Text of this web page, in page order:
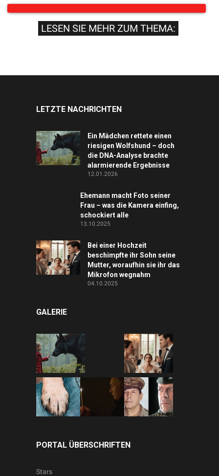
LESEN SIE MEHR ZUM THEMA:
LETZTE NACHRICHTEN
Ein Mädchen rettete einen
riesigen Wolfshund – doch
die DNA-Analyse brachte
alarmierende Ergebnisse
12.01.2026
Ehemann macht Foto seiner
Frau – was die Kamera einfing,
schockiert alle
13.10.2025
Bei einer Hochzeit
beschimpfte ihr Sohn seine
Mutter, woraufhin sie ihr das
Mikrofon wegnahm
04.10.2025
GALERIE
PORTAL ÜBERSCHRIFTEN
Stars